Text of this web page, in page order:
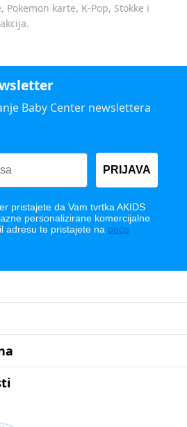
Pokemon karte, K-Pop, Stokke i
Baby Center newslettera
PRIJAVA
pristajete da Vam tvrtka AKIDS
personalizirane komercijalne
adresu te pristajete na opće